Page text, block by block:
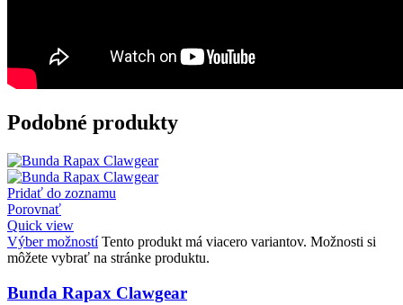
Podobné produkty
Pridať do zoznamu
Porovnať
Quick view
Výber možností Tento produkt má viacero variantov. Možnosti si
môžete vybrať na stránke produktu.
Bunda Rapax Clawgear